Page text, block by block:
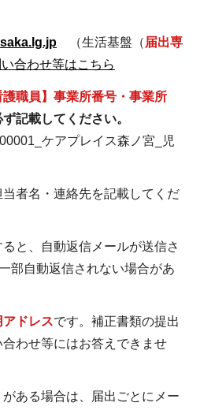
（生活基盤（ 届出専
合わせ等はこちら
護職員】事業所番号・事業所
記載してください。
ケアプレイス森ノ宮_児
者名・連絡先を記載してくだ
と、自動返信メールが送信さ
部自動返信されない場合があ
ドレスです。補正書類の提出
わせ等にはお答えできませ
ある場合は、届出ごとにメー